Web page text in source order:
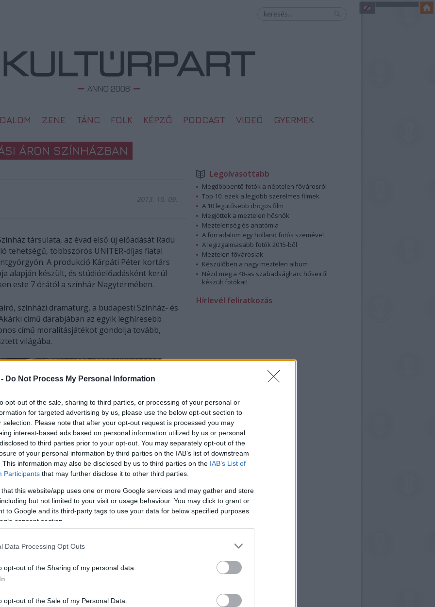
Do Not Process My Personal Information
opt-out of the sale, sharing to third parties, or processing of your personal or
for targeted advertising by us, please use the below opt-out section to
selection. Please note that after your opt-out request is processed you may
interest-based ads based on personal information utilized by us or personal
to third parties prior to your opt-out. You may separately opt-out of the
of your personal information by third parties on the IAB’s list of downstream
This information may also be disclosed by us to third parties on the IAB’s List of
Participants that may further disclose it to other third parties.
that this website/app uses one or more Google services and may gather and store
but not limited to your visit or usage behaviour. You may click to grant or
to Google and its third-party tags to use your data for below specified purposes
consent section.
Data Processing Opt Outs
opt-out of the Sharing of my personal data.
opt-out of the Sale of my Personal Data.
ZENE TÁNC FOLK KÉPZŐ PODCAST VIDEÓ GYERMEK
ÁRON SZÍNHÁZBAN
2013. 10. 09.
társulata, az évad első új előadását Radu
tehetségű, többszörös UNITER-díjas fiatal
A produkció Kárpáti Péter kortárs
alapján készült, és stúdióelőadásként kerül
este 7 órától a színház Nagytermében.
színházi dramaturg, a budapesti Színház- és
című darabjában az egyik leghíresebb
című moralitásjátékot gondolja tovább,
világába.
hogyan nézne ki az ember halál előtti
ha hirtelen kiderülne, már csak egy napunk van
Legolvasottabb
Megdöbbentő fotók a néptelen fővárosról
Top 10: ezek a legjobb szerelmes filmek
A 10 legütősebb drogos film
Megjöttek a meztelen hősnők
Meztelenség és anatómia
A forradalom egy holland fotós szemével
A legizgalmasabb fotók 2015-ből
Meztelen fővárosiak
Készülőben a nagy meztelen album
Nézd meg a 48-as szabadságharc hőseiről
készült fotókat!
Hírlevél feliratkozás